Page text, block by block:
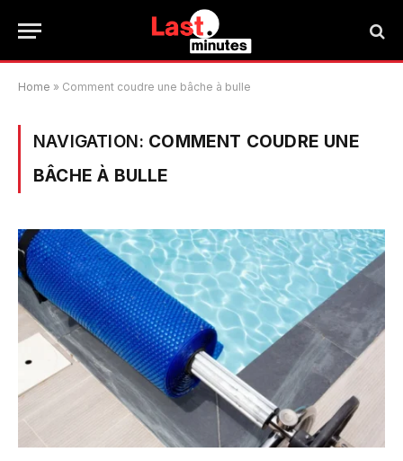
Home » Comment coudre une bâche à bulle
NAVIGATION: COMMENT COUDRE UNE
BÂCHE À BULLE